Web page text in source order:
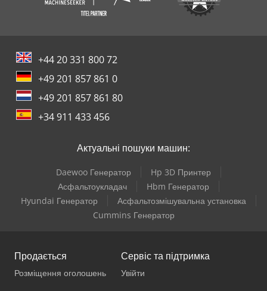
+44 20 331 800 72
+49 201 857 861 0
+49 201 857 861 80
+34 911 433 456
Актуальні пошуки машин:
Daewoo Генератор
Hp 3D Принтер
Асфальтоукладач
Hbm Генератор
Hyundai Генератор
Асфальтозмішувальна установка
Cummins Генератор
Продається
Розміщення оголошень
Сервіс та підтримка
Увійти